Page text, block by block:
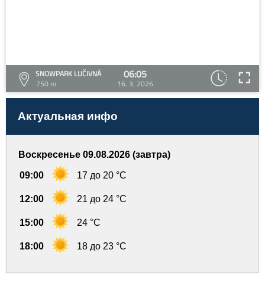
SNOWPARK LUČIVNÁ
750 m
06:05
16. 3. 2026
Актуальная инфо
Воскресенье 09.08.2026 (завтра)
09:00 17 до 20 °C
12:00 21 до 24 °C
15:00 24 °C
18:00 18 до 23 °C